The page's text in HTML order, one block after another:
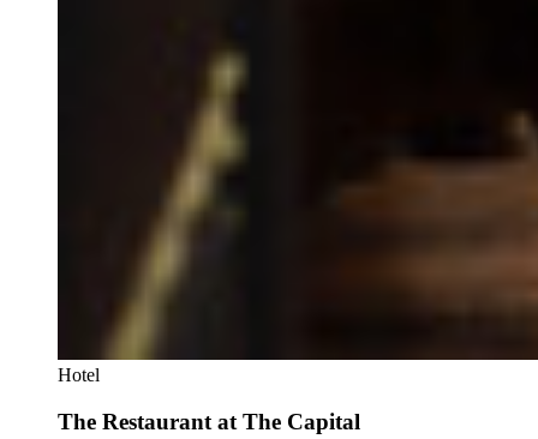
Hotel
The Restaurant at The Capital